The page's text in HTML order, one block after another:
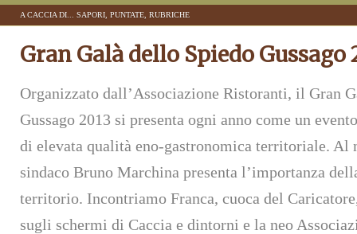
A CACCIA DI... SAPORI PUNTATE RUBRICHE
Gran Galà dello Spiedo Gussago
Organizzato dall’Associazione Ristoranti, il Gran
Gussago 2013 si presenta ogni anno come un
di elevata qualità eno-gastronomica territoriale.
sindaco Bruno Marchina presenta l’importanza
territorio. Incontriamo Franca, cuoca del
sugli schermi di Caccia e dintorni e la neo